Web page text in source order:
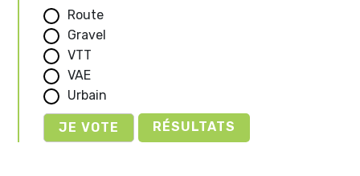
Route
Gravel
VTT
VAE
Urbain
RÉSULTATS